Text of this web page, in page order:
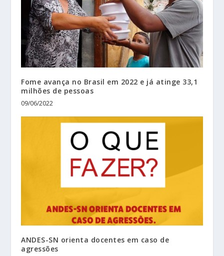
Fome avança no Brasil em 2022 e já atinge 33,1
milhões de pessoas
09/06/2022
ANDES-SN orienta docentes em caso de
agressões